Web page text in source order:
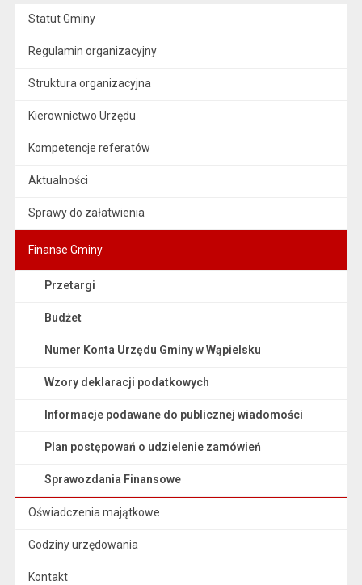
Statut Gminy
Regulamin organizacyjny
Struktura organizacyjna
Kierownictwo Urzędu
Kompetencje referatów
Aktualności
Sprawy do załatwienia
Finanse Gminy
Przetargi
Budżet
Numer Konta Urzędu Gminy w Wąpielsku
Wzory deklaracji podatkowych
Informacje podawane do publicznej wiadomości
Plan postępowań o udzielenie zamówień
Sprawozdania Finansowe
Oświadczenia majątkowe
Godziny urzędowania
Kontakt